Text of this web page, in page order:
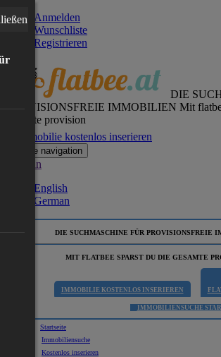
Anmelden
Wunschliste
Registrieren
DIE
PROVISIONSFREIE IMMOBILIEN Mit
gesamte provision
Immobilie kostenlos inserieren
Toggle navigation
German
English
German
DIE SUCHMASCHINE FÜR PROVISIONSFREIE
MIT FLATBEE SPARST DU DIE GESAMTE
IMMOBILIE KOSTENLOS INSERIEREN
IMMOBILIENSUCHE
Startseite
Immobiliensuche
Kostenlos inserieren